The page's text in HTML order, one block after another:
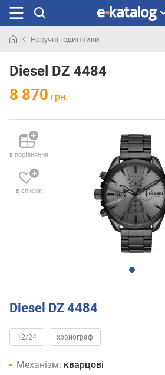
раніше
Наручні годинники
Diesel DZ 4484
8 870 грн.
в порівняння
в список
Diesel DZ 4484
12/24 хронограф
Механізм: кварцові